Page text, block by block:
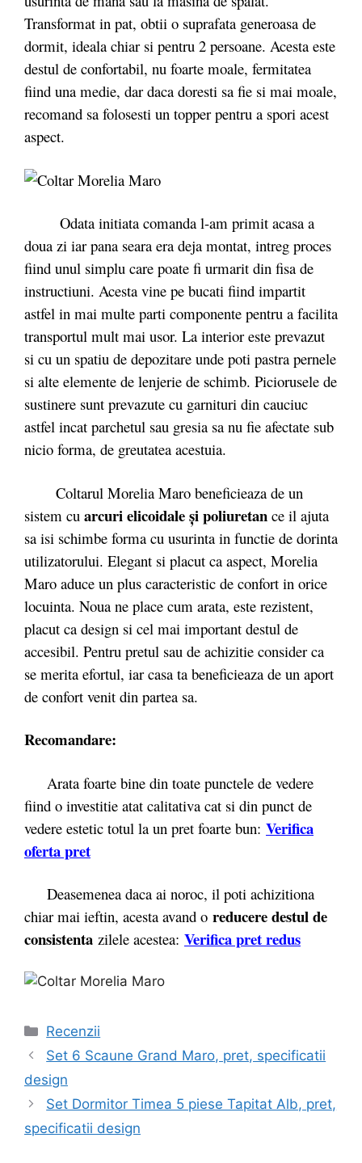
Transformat in pat, obtii o suprafata generoasa de
dormit, ideala chiar si pentru 2 persoane. Acesta este
destul de confortabil, nu foarte moale, fermitatea
fiind una medie, dar daca doresti sa fie si mai moale,
recomand sa folosesti un topper pentru a spori acest
aspect.
Odata initiata comanda l-am primit acasa a
doua zi iar pana seara era deja montat, intreg proces
fiind unul simplu care poate fi urmarit din fisa de
instructiuni. Acesta vine pe bucati fiind impartit
astfel in mai multe parti componente pentru a facilita
transportul mult mai usor. La interior este prevazut
si cu un spatiu de depozitare unde poti pastra pernele
si alte elemente de lenjerie de schimb. Piciorusele de
sustinere sunt prevazute cu garnituri din cauciuc
astfel incat parchetul sau gresia sa nu fie afectate sub
nicio forma, de greutatea acestuia.
Coltarul Morelia Maro beneficieaza de un
sistem cu arcuri elicoidale și poliuretan ce il ajuta
sa isi schimbe forma cu usurinta in functie de dorinta
utilizatorului. Elegant si placut ca aspect, Morelia
Maro aduce un plus caracteristic de confort in orice
locuinta. Noua ne place cum arata, este rezistent,
placut ca design si cel mai important destul de
accesibil. Pentru pretul sau de achizitie consider ca
se merita efortul, iar casa ta beneficieaza de un aport
de confort venit din partea sa.
Recomandare:
Arata foarte bine din toate punctele de vedere
fiind o investitie atat calitativa cat si din punct de
vedere estetic totul la un pret foarte bun: Verifica
oferta pret
Deasemenea daca ai noroc, il poti achizitiona
chiar mai ieftin, acesta avand o reducere destul de
consistenta zilele acestea: Verifica pret redus
Categorii
Recenzii
Navigare
în
articole
Set 6 Scaune Grand Maro, pret, specificatii
design
Set Dormitor Timea 5 piese Tapitat Alb, pret,
specificatii design